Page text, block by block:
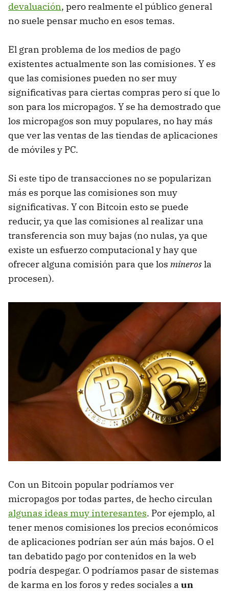
devaluación, pero realmente el público general
no suele pensar mucho en esos temas.
El gran problema de los medios de pago
existentes actualmente son las comisiones. Y es
que las comisiones pueden no ser muy
significativas para ciertas compras pero sí que lo
son para los micropagos. Y se ha demostrado que
los micropagos son muy populares, no hay más
que ver las ventas de las tiendas de aplicaciones
de móviles y PC.
Si este tipo de transacciones no se popularizan
más es porque las comisiones son muy
significativas. Y con Bitcoin esto se puede
reducir, ya que las comisiones al realizar una
transferencia son muy bajas (no nulas, ya que
existe un esfuerzo computacional y hay que
ofrecer alguna comisión para que los minerosla
procesen).
Con un Bitcoin popular podríamos ver
micropagos por todas partes, de hecho circulan
algunas ideas muy interesantes. Por ejemplo, al
tener menos comisiones los precios económicos
de aplicaciones podrían ser aún más bajos. O el
tan debatido pago por contenidos en la web
podría despegar. O podríamos pasar de sistemas
de karma en los foros y redes sociales a un